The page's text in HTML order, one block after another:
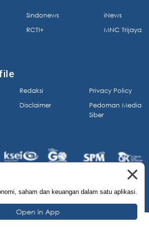
Sindonews
RCTI+
iNews
MNC Trijaya
Redaksi
Disclaimer
Privacy Policy
Pedoman Media
Siber
IDX Channel. All Rights Reserved.
saham dan keuangan dalam satu aplikasi.
Open in App